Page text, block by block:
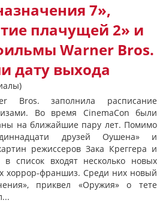
7»,
плачущей 2» и
Warner Bros.
дату выхода
Bros. заполнила расписание
Во время CinemaCon были
на ближайшие пару лет. Помимо
друзей Оушена» и
режиссеров Зака ​​Креггера и
список входят несколько новых
хоррор-франшиз. Среди них новый
приквел «Оружия» о тете